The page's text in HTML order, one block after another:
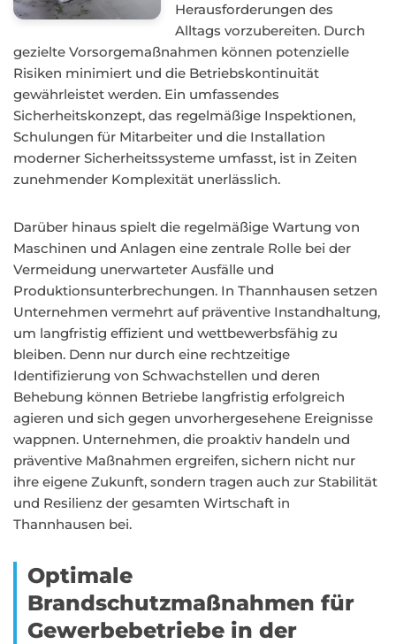
Herausforderungen des
Alltags vorzubereiten. Durch
gezielte Vorsorgemaßnahmen können potenzielle
Risiken minimiert und die Betriebskontinuität
gewährleistet werden. Ein umfassendes
Sicherheitskonzept, das regelmäßige Inspektionen,
Schulungen für Mitarbeiter und die Installation
moderner Sicherheitssysteme umfasst, ist in Zeiten
zunehmender Komplexität unerlässlich.
Darüber hinaus spielt die regelmäßige Wartung von
Maschinen und Anlagen eine zentrale Rolle bei der
Vermeidung unerwarteter Ausfälle und
Produktionsunterbrechungen. In Thannhausen setzen
Unternehmen vermehrt auf präventive Instandhaltung,
um langfristig effizient und wettbewerbsfähig zu
bleiben. Denn nur durch eine rechtzeitige
Identifizierung von Schwachstellen und deren
Behebung können Betriebe langfristig erfolgreich
agieren und sich gegen unvorhergesehene Ereignisse
wappnen. Unternehmen, die proaktiv handeln und
präventive Maßnahmen ergreifen, sichern nicht nur
ihre eigene Zukunft, sondern tragen auch zur Stabilität
und Resilienz der gesamten Wirtschaft in
Thannhausen bei.
Optimale
Brandschutzmaßnahmen für
Gewerbebetriebe in der